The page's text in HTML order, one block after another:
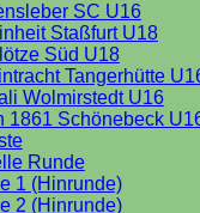
SC U16
Staßfurt U18
Süd U18
Tangerhütte
Wolmirstedt U16
1861 Schönebeck
Runde
1 (Hinrunde)
2 (Hinrunde)